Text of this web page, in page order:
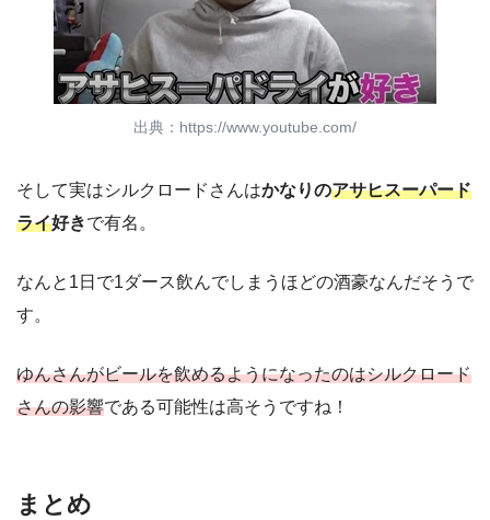
出典：https://www.youtube.com/
そして実はシルクロードさんはかなりのアサヒスーパード
ライ好きで有名。
なんと1日で1ダース飲んでしまうほどの酒豪なんだそうで
す。
ゆんさんがビールを飲めるようになったのはシルクロード
さんの影響である可能性は高そうですね！
まとめ